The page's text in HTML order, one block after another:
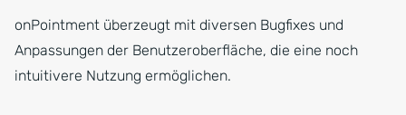
onPointment überzeugt mit diversen Bugfixes und
Anpassungen der Benutzeroberfläche, die eine noch
intuitivere Nutzung ermöglichen.